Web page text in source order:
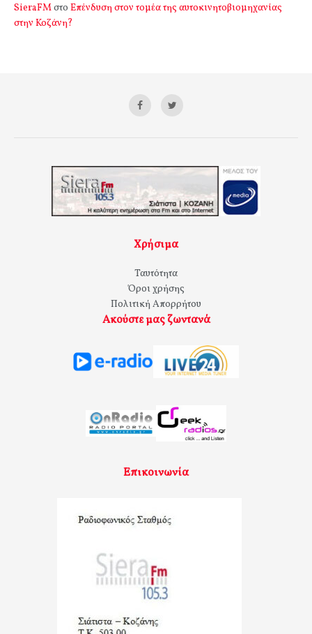
SieraFMστο Επένδυση στον τομέα της αυτοκινητοβιομηχανίας
στην Κοζάνη?
Χρήσιμα
Ταυτότητα
Όροι χρήσης
Πολιτική Απορρήτου
Ακούστε μας ζωντανά
Επικοινωνία